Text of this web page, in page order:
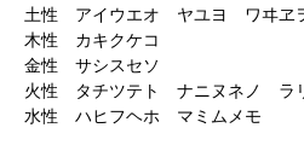
土性 アイウエオ ヤユヨ ワヰ
木性 カキクケコ
金性 サシスセソ
火性 タチツテト ナニヌネノ ラ
水性 ハヒフヘホ マミムメモ